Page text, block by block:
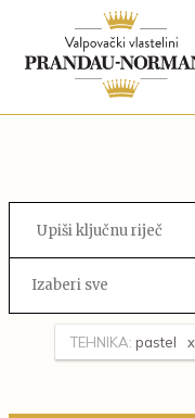
Izaberi sve
TEHNIKA: pastel